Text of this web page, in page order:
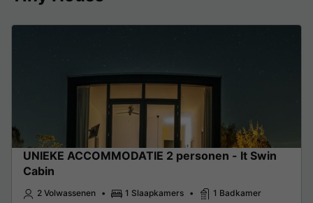
UNIEKE ACCOMMODATIE 2 personen - It Swin
Cabin
2 Volwassenen 1 Slaapkamers 1 Badkamer